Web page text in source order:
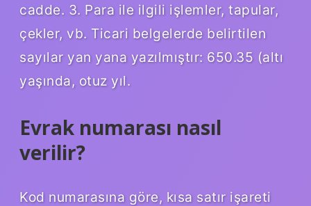
cadde. 3. Para ile ilgili işlemler, tapular,
çekler, vb. Ticari belgelerde belirtilen
sayılar yan yana yazılmıştır: 650.35 (altı
yaşında, otuz yıl.
Evrak numarası nasıl
verilir?
Kod numarasına göre, kısa satır işareti